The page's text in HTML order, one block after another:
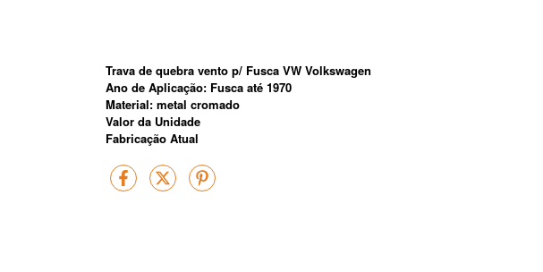
Trava de quebra vento p/ Fusca VW Volkswagen
Ano de Aplicação: Fusca até 1970
Material: metal cromado
Valor da Unidade
Fabricação Atual